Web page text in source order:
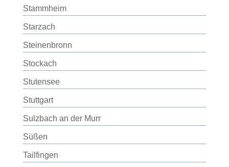
Stammheim
Starzach
Steinenbronn
Stockach
Stutensee
Stuttgart
Sulzbach an der Murr
Süßen
Tailfingen